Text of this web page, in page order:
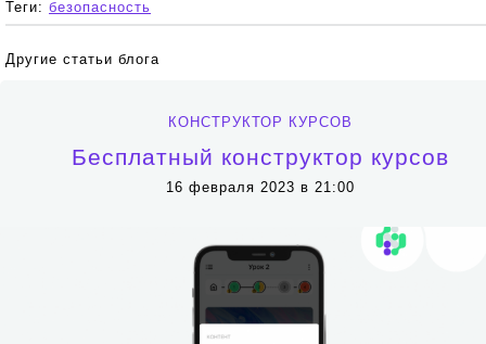
Теги: безопасность
Другие статьи блога
КОНСТРУКТОР КУРСОВ
Бесплатный конструктор курсов
16 февраля 2023 в 21:00